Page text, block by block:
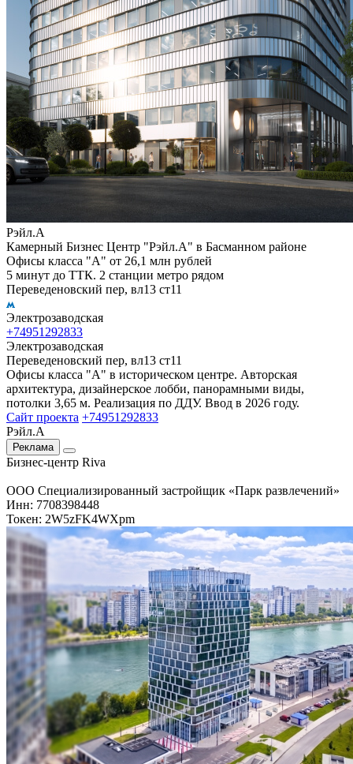
Рэйл.А
Камерный Бизнес Центр "Рэйл.А" в Басманном районе
Офисы класса "А" от 26,1 млн рублей
5 минут до ТТК. 2 станции метро рядом
Переведеновский пер, вл13 ст11
Электрозаводская
+74951292833
Электрозаводская
Переведеновский пер, вл13 ст11
Офисы класса "А" в историческом центре. Авторская
архитектура, дизайнерское лобби, панорамными виды,
потолки 3,65 м. Реализация по ДДУ. Ввод в 2026 году.
Сайт проекта +74951292833
Рэйл.А
Реклама
Бизнес-центр Riva
ООО Специализированный застройщик «Парк развлечений»
Инн: 7708398448
Токен: 2W5zFK4WXpm